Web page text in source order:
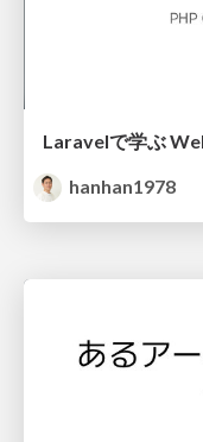
hanhan1978